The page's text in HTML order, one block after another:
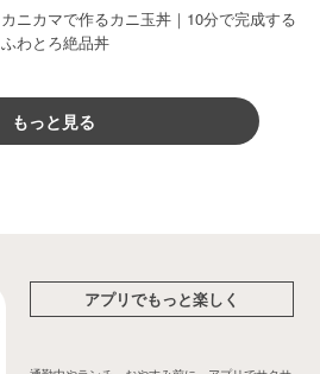
カニカマで作るカニ玉丼｜10分で完成する
ふわとろ絶品丼
もっと見る
アプリでもっと楽しく